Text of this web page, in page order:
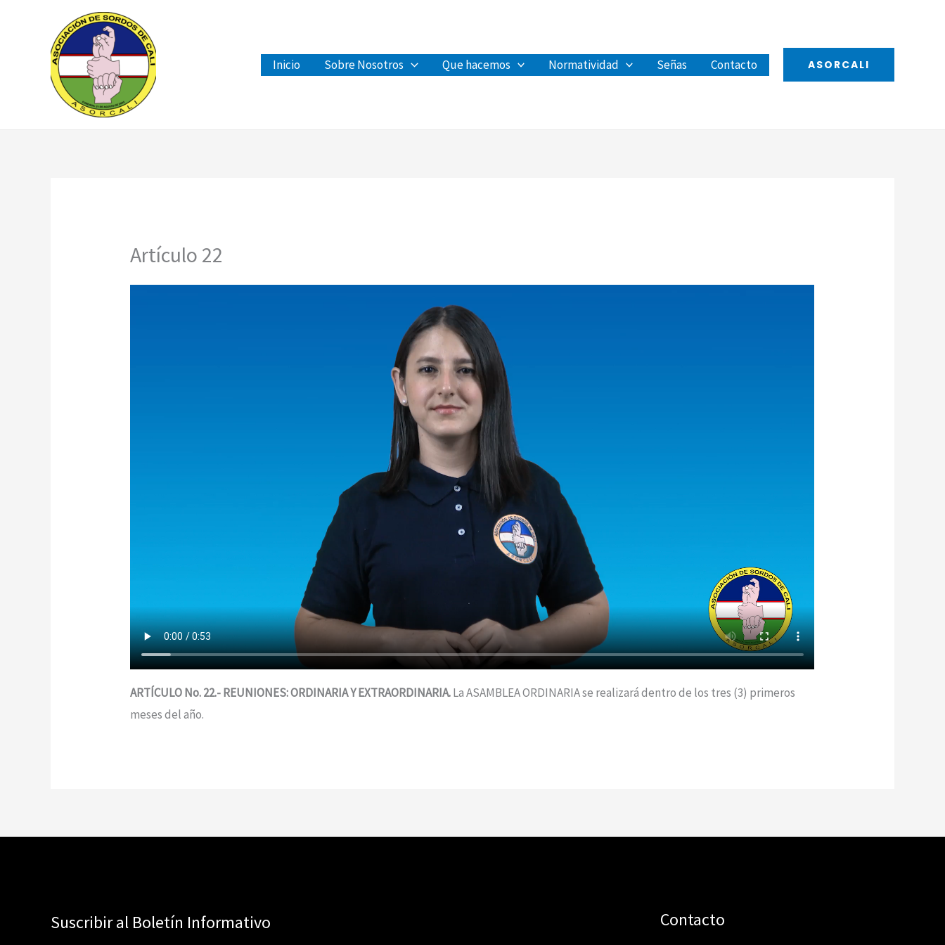
contenido
Inicio Sobre Nosotros Que hacemos Normatividad Señas Contacto ASORCALI
Artículo 22
ARTÍCULO No. 22.- REUNIONES: ORDINARIA Y EXTRAORDINARIA.La ASAMBLEA ORDINARIA se realizará dentro de los tres (3) primeros
meses del año.
Suscribir al Boletín Informativo Contacto